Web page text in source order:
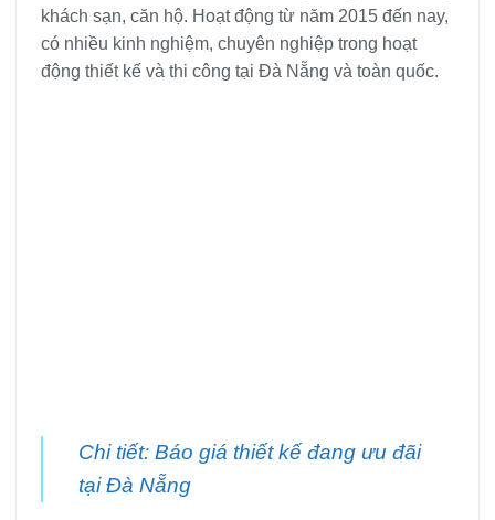
khách sạn, căn hộ. Hoạt động từ năm 2015 đến nay,
có nhiều kinh nghiệm, chuyên nghiệp trong hoạt
động thiết kế và thi công tại Đà Nẵng và toàn quốc.
Chi tiết: Báo giá thiết kế đang ưu đãi
tại Đà Nẵng